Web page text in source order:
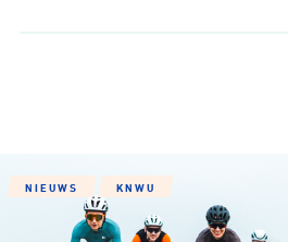
NIEUWS KNWU